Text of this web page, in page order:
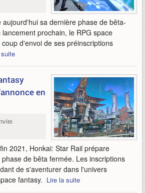
aujourd'hui sa dernière phase de bêta-
prochain, le RPG space
d'envoi de ses préinscriptions
en
2023
2021, Honkai: Star Rail prépare
de bêta fermée. Les inscriptions
de s'aventurer dans l'univers
fantasy. Lire la suite